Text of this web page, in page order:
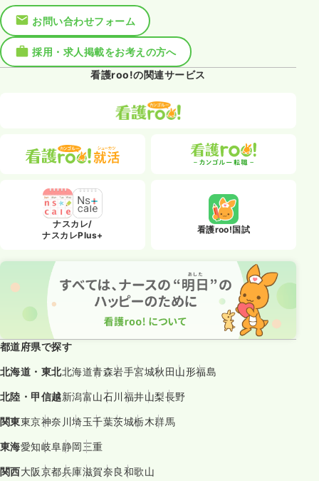
お問い合わせフォーム
採用・求人掲載をお考えの方へ
看護roo!の関連サービス
ナスカレ/
ナスカレPlus+
看護roo!国試
都道府県で探す
北海道・東北北海道青森岩手宮城秋田山形福島
北陸・甲信越新潟富山石川福井山梨長野
関東東京神奈川埼玉千葉茨城栃木群馬
東海愛知岐阜静岡三重
関西大阪京都兵庫滋賀奈良和歌山